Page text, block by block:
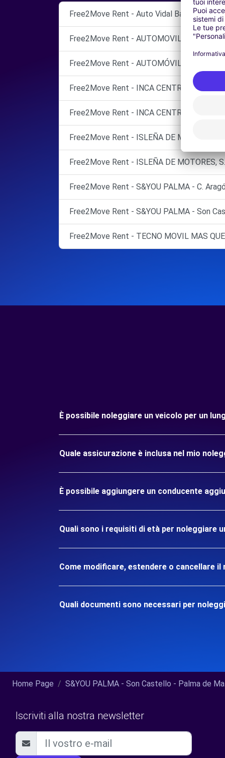
Free2Move Rent - Auto Vidal Balear, S.L.U.
Free2Move Rent - AUTOMOVILES COLL -
Free2Move Rent - AUTOMÓVILES
Free2Move Rent - INCA CENTRO AUTO -
Free2Move Rent - INCA CENTRO AUTO -
Free2Move Rent - ISLEÑA DE MOTORES,
Free2Move Rent - ISLEÑA DE MOTORES,
Free2Move Rent - S&YOU PALMA - C.
Free2Move Rent - S&YOU PALMA - Son
Free2Move Rent - TECNO MOVIL MAS
È possibile noleggiare un veicolo per un
Quale assicurazione è inclusa nel mio
È possibile aggiungere un conducente
Quali sono i requisiti di età per noleggiare
Come modificare, estendere o cancellare il
Quali documenti sono necessari per
Home Page S&YOU PALMA - Son Castello - Palma de
Iscriviti alla nostra newsletter